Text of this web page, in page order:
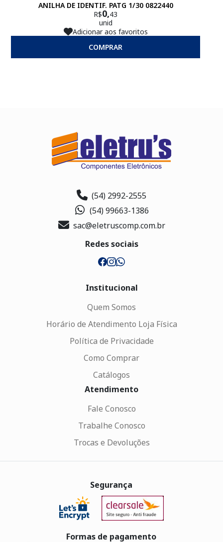
ANILHA DE IDENTIF. PATG 1/30 0822440
R$0,43
unid
Adicionar aos favoritos
COMPRAR
(54) 2992-2555
(54) 99663-1386
sac@eletruscomp.com.br
Redes sociais
Institucional
Quem Somos
Horário de Atendimento Loja Física
Política de Privacidade
Como Comprar
Catálogos
Atendimento
Fale Conosco
Trabalhe Conosco
Trocas e Devoluções
Segurança
Formas de pagamento